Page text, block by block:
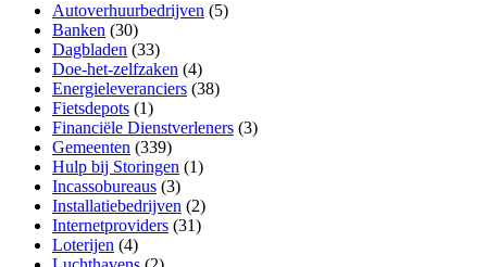
Autoverhuurbedrijven (5)
Banken (30)
Dagbladen (33)
Doe-het-zelfzaken (4)
Energieleveranciers (38)
Fietsdepots (1)
Financiële Dienstverleners (3)
Gemeenten (339)
Hulp bij Storingen (1)
Incassobureaus (3)
Installatiebedrijven (2)
Internetproviders (31)
Loterijen (4)